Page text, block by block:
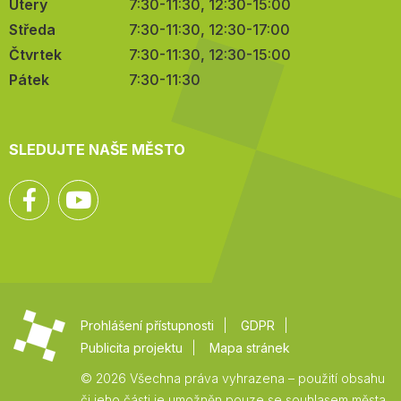
Úterý
7:30-11:30, 12:30-15:00
Středa
7:30-11:30, 12:30-17:00
Čtvrtek
7:30-11:30, 12:30-15:00
Pátek
7:30-11:30
SLEDUJTE NAŠE MĚSTO
Facebook
Prohlášení přístupnosti
GDPR
Publicita projektu
Mapa stránek
© 2026 Všechna práva vyhrazena – použití obsahu